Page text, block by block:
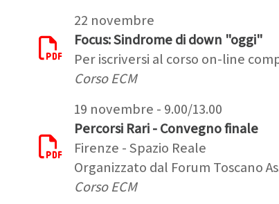
22 novembre
Focus: Sindrome di down "oggi"
Per iscriversi al corso on-line
Corso ECM
19 novembre - 9.00/13.00
Percorsi Rari - Convegno finale
Firenze - Spazio Reale
Organizzato dal Forum Toscano
Corso ECM